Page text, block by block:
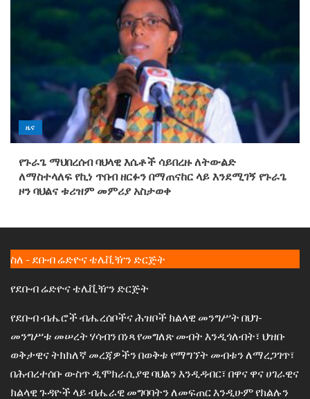
ዜና
የጉራጌ ማህበረሰብ ባህላዊ እሴቶች ሳይበረዙ ለትውልድ
ለማስተላለፍ የኪነ ጥበብ ዘርፉን በማጠናከር ላይ እንደሚገኝ የጉራጌ
ዞን ባህልና ቱሪዝም መምሪያ አስታወቀ
ስለ - ደቡብ ሬድዮና ቴሌቪዥን ድርጅት
የደቡብ ሬድዮና ቴሌቪዥን ድርጅት
የደቡብ ብሔሮች ብሔረሰቦችና ሕዝቦች ክልላዊ መንግሥት በህገ-
መንግሥቱ መሠረት ሃሳብን በነጻ የመግለጽ መብት እንዲጎለብት፣ ህዝቡ
ወቅታዊና ትክክለኛ መረጃዎችን በወቅቱ የማግኘት መብቱን ለማረጋገጥ፣
በሕብረተሰቡ ውስጥ ዲሞክራሲያዊ ባህልን እንዲዳብር፣ በዋና ዋና ሀገራዊና
ክልላዊ ጉዳዮች ላይ ብሔራዊ መግባባትን ለመፍጠር እንዲሁም የክልሉን